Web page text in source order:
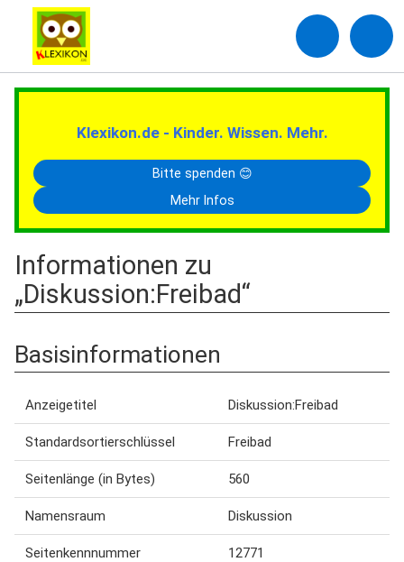
Klexikon.de - Kinder. Wissen. Mehr.
Bitte spenden 😊
Mehr Infos
Informationen zu
„Diskussion:Freibad“
Basisinformationen
Anzeigetitel Diskussion:Freibad
Standardsortierschlüssel Freibad
Seitenlänge (in Bytes) 560
Namensraum Diskussion
Seitenkennnummer 12771